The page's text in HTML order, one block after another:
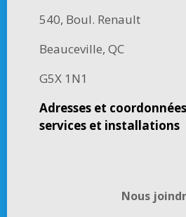
540, Boul. Renault
Beauceville, QC
G5X 1N1
Adresses et
services et installations
Nous